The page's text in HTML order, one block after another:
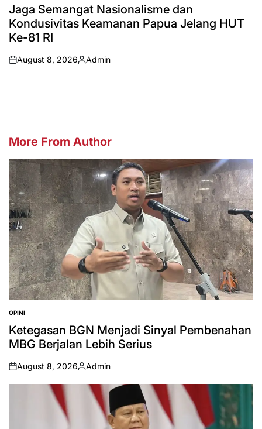
IN
Jaga Semangat Nasionalisme dan
Kondusivitas Keamanan Papua Jelang HUT
Ke-81 RI
on
August 8, 2026
Posted
Admin
More From Author
POSTED
IN
OPINI
Ketegasan BGN Menjadi Sinyal Pembenahan
MBG Berjalan Lebih Serius
on
August 8, 2026
Posted
by
Admin